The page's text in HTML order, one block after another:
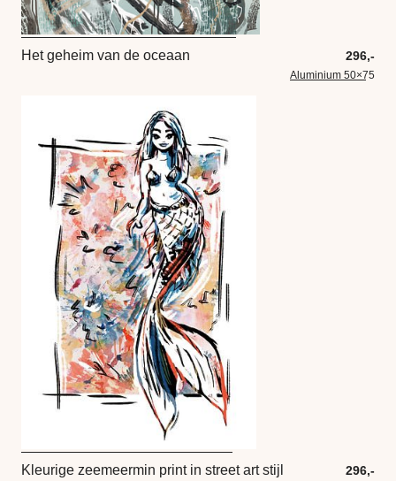
Het geheim van de oceaan 296,-
Aluminium 50×75
Kleurige zeemeermin print in street art stijl 296,-